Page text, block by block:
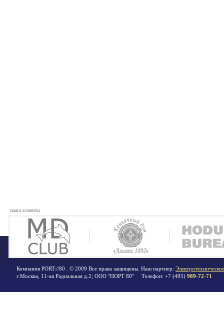
наши клиенты
Компания PORT://80 . © 2009 Все права защищены. Наш партнер:
г.Москва 11-ая Радиальная д.2; ООО "ПОРТ 80" Телефон: +7 (495) 989-72-71